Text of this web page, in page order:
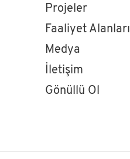
Projeler
Faaliyet Alanları
Medya
İletişim
Gönüllü Ol